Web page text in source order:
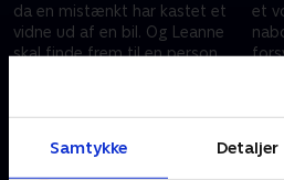
Samtykke Detaljer
da en mistænkt har kastet et
vidne ud af en bil. Og Leanne
skal finde frem til en person,
et
25.
Andre så også